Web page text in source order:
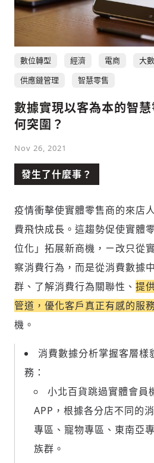
數位轉型 經濟 電商 大
供應鏈管理
智慧零售
數據實現以客為本的智
何突圍？
Nov 26, 2021
發生了什麼事？
疫情衝擊使實體零售商的來店
費飛快成長。這趨勢促使實體
位化」拓展新商機，ㄧ改只從
察消費行為，而是從消費數據
群、了解消費行為關聯性、 提
管道，優化客戶真正有感的服
機。
消費數據分析掌握客層樣
務：
小北百貨跳過實體會員
APP，根據各分店不同的
專區、寵物專區、東南亞
族群。